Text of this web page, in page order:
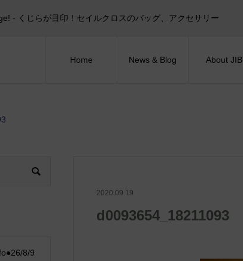
‐ くじらが目印！セイルクロスのバッグ、アクセサリー
Home News & Blog About JIB
2020.09.19
d0093654_18211093
8/9